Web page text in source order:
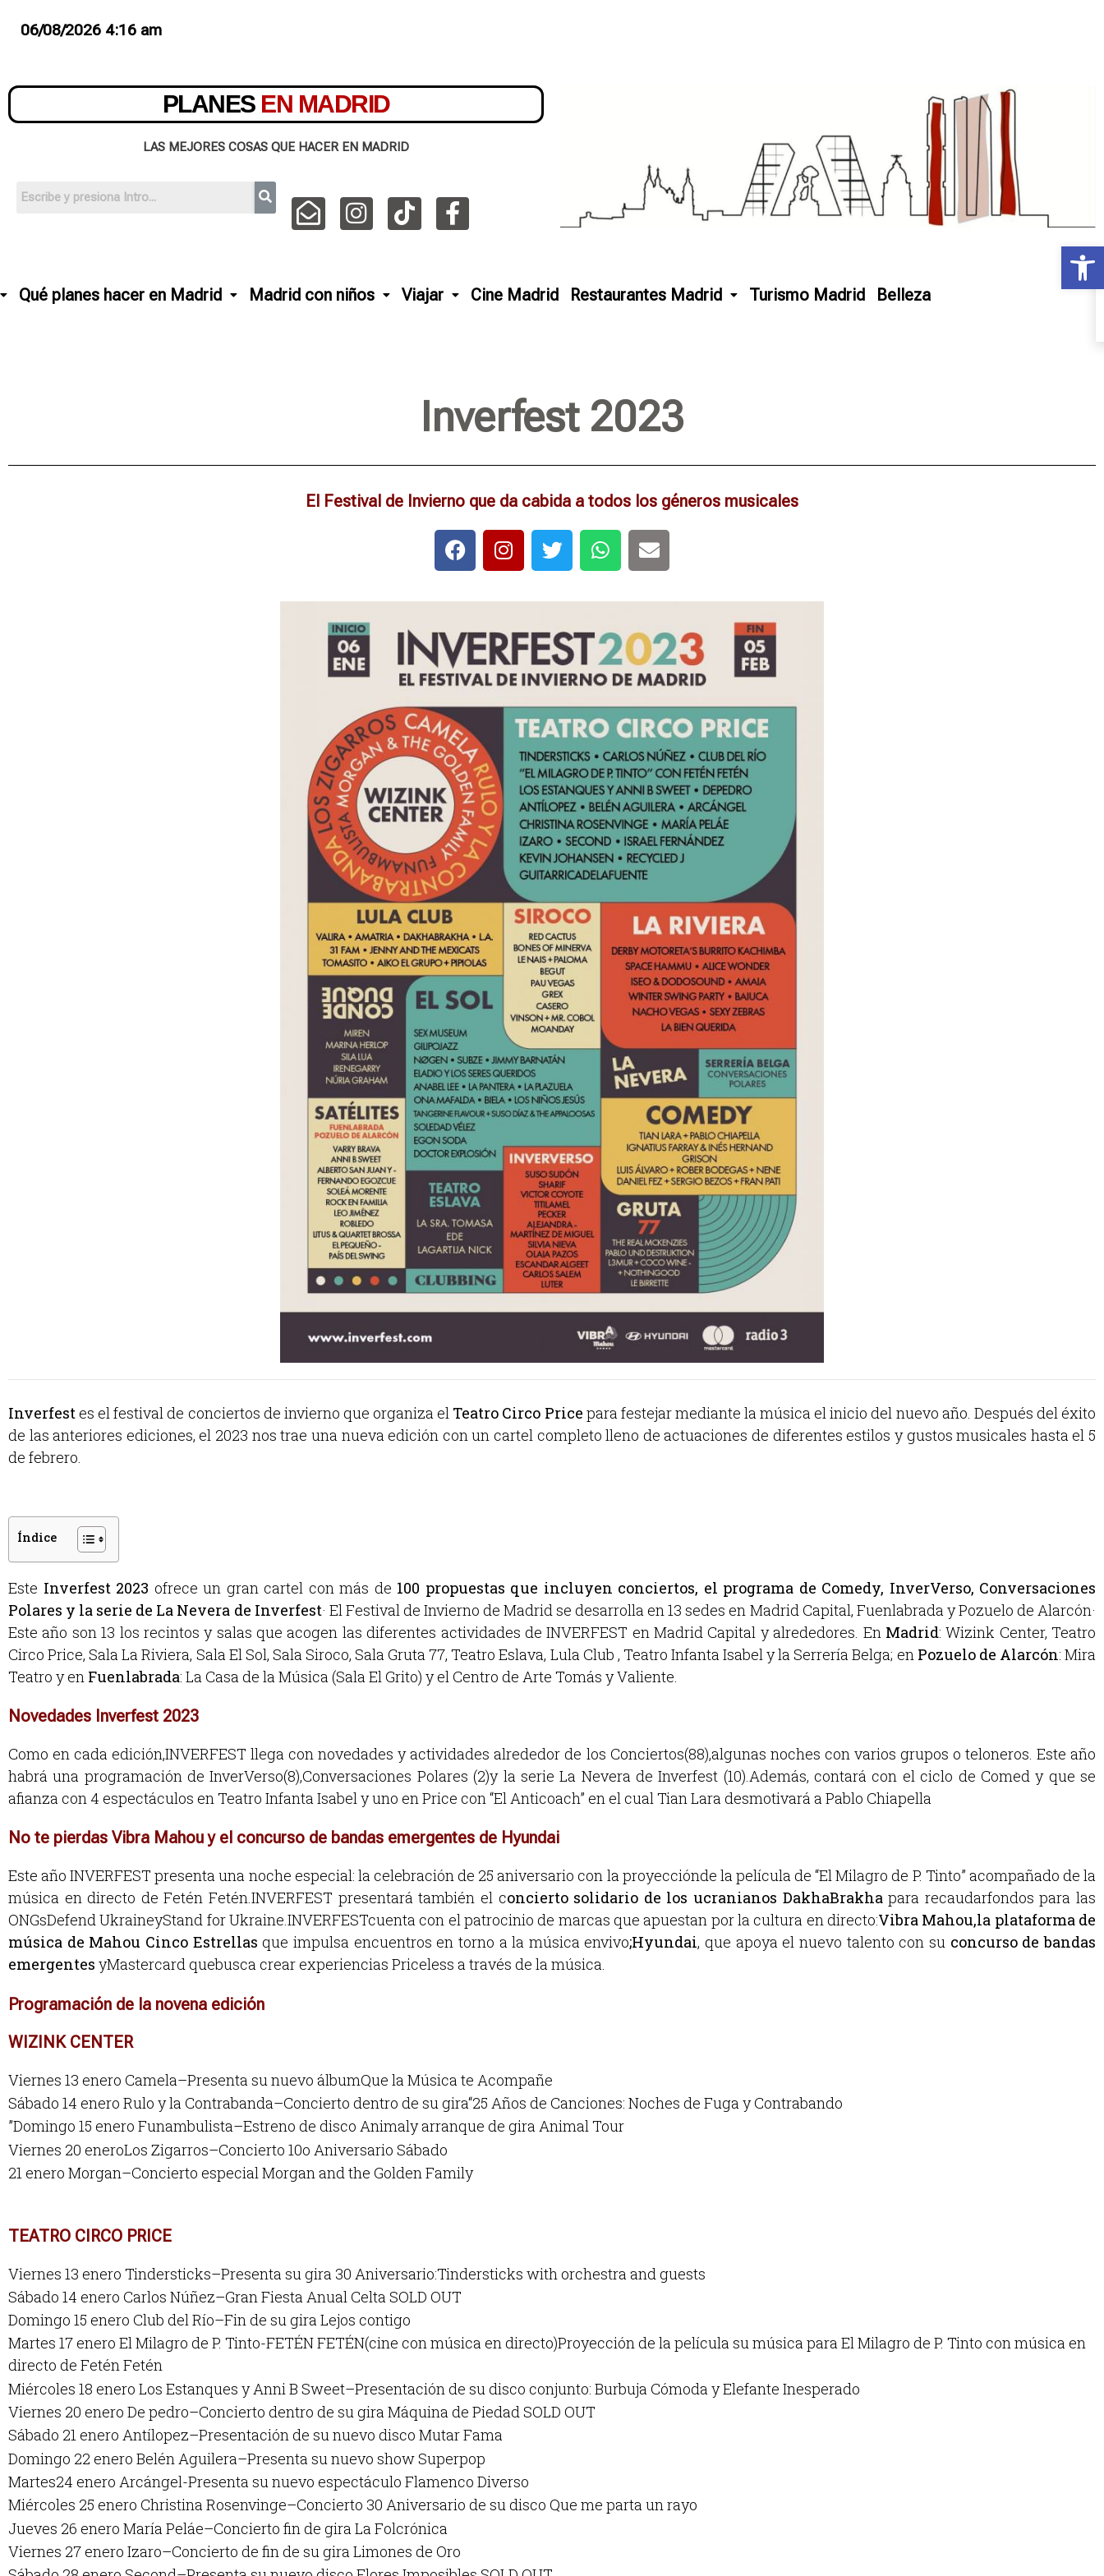
06/08/2026 4:16 am
PLANES EN MADRID
LAS MEJORES COSAS QUE HACER EN MADRID
Qué planes hacer en Madrid Madrid con niños Viajar Cine Madrid Restaurantes Madrid Turismo Madrid Belleza
Inverfest 2023
El Festival de Invierno que da cabida a todos los géneros musicales
Inverfestes el festival de conciertos de invierno que organiza el Teatro Circo Price para festejar mediante la música el inicio del nuevo año. Después del éxito
de las anteriores ediciones, el 2023 nos trae una nueva edición con un cartel completo lleno de actuaciones de diferentes estilos y gustos musicales hasta el 5
de febrero.
Índice
Este Inverfest 2023 ofrece un gran cartel con más de 100 propuestas que incluyen conciertos, el programa de Comedy, InverVerso, Conversaciones
Polares y la serie de La Nevera de Inverfest· El Festival de Invierno de Madrid se desarrolla en 13 sedes en Madrid Capital, Fuenlabrada y Pozuelo de Alarcón·
Este año son 13 los recintos y salas que acogen las diferentes actividades de INVERFEST en Madrid Capital y alrededores. En Madrid: Wizink Center, Teatro
Circo Price, Sala La Riviera, Sala El Sol, Sala Siroco, Sala Gruta 77, Teatro Eslava, Lula Club , Teatro Infanta Isabel y la Serrería Belga; en Pozuelo de Alarcón: Mira
Teatro y en Fuenlabrada: La Casa de la Música (Sala El Grito) y el Centro de Arte Tomás y Valiente.
Novedades Inverfest 2023
Como en cada edición,INVERFEST llega con novedades y actividades alrededor de los Conciertos(88),algunas noches con varios grupos o teloneros. Este año
habrá una programación de InverVerso(8),Conversaciones Polares (2)y la serie La Nevera de Inverfest (10).Además, contará con el ciclo de Comed y que se
afianza con 4 espectáculos en Teatro Infanta Isabel y uno en Price con “El Anticoach” en el cual Tian Lara desmotivará a Pablo Chiapella
No te pierdas Vibra Mahou y el concurso de bandas emergentes de Hyundai
Este año INVERFEST presenta una noche especial: la celebración de 25 aniversario con la proyecciónde la película de “El Milagro de P. Tinto” acompañado de la
música en directo de Fetén Fetén.INVERFEST presentará también el concierto solidario de los ucranianos DakhaBrakhapara recaudarfondos para las
ONGsDefend UkraineyStand for Ukraine.INVERFESTcuenta con el patrocinio de marcas que apuestan por la cultura en directo:Vibra Mahou,la plataforma de
música de Mahou Cinco Estrellas que impulsa encuentros en torno a la música envivo;Hyundai, que apoya el nuevo talento con su concurso de bandas
emergentes yMastercard quebusca crear experiencias Priceless a través de la música.
Programación de la novena edición
WIZINK CENTER
Viernes 13 enero Camela–Presenta su nuevo álbumQue la Música te Acompañe
Sábado 14 enero Rulo y la Contrabanda–Concierto dentro de su gira“25 Años de Canciones: Noches de Fuga y Contrabando
”Domingo 15 enero Funambulista–Estreno de disco Animaly arranque de gira Animal Tour
Viernes 20 eneroLos Zigarros–Concierto 10o Aniversario Sábado
21 enero Morgan–Concierto especial Morgan and the Golden Family
TEATRO CIRCO PRICE
Viernes 13 enero Tindersticks–Presenta su gira 30 Aniversario:Tindersticks with orchestra and guests
Sábado 14 enero Carlos Núñez–Gran Fiesta Anual Celta SOLD OUT
Domingo 15 enero Club del Río–Fin de su gira Lejos contigo
Martes 17 enero El Milagro de P. Tinto-FETÉN FETÉN(cine con música en directo)Proyección de la película su música para El Milagro de P. Tinto con música en
directo de Fetén Fetén
Miércoles 18 enero Los Estanques y Anni B Sweet–Presentación de su disco conjunto: Burbuja Cómoda y Elefante Inesperado
Viernes 20 enero De pedro–Concierto dentro de su gira Máquina de Piedad SOLD OUT
Sábado 21 enero Antílopez–Presentación de su nuevo disco Mutar Fama
Domingo 22 enero Belén Aguilera–Presenta su nuevo show Superpop
Martes24 enero Arcángel-Presenta su nuevo espectáculo Flamenco Diverso
Miércoles 25 enero Christina Rosenvinge–Concierto 30 Aniversario de su disco Que me parta un rayo
Jueves 26 enero María Peláe–Concierto fin de gira La Folcrónica
Viernes 27 enero Izaro–Concierto de fin de su gira Limones de Oro